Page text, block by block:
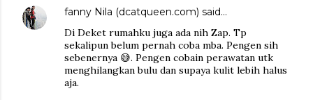
fanny Nila (dcatqueen.com) said…
Di Deket rumahku juga ada nih Zap. Tp
sekalipun belum pernah coba mba. Pengen sih
sebenernya 😅. Pengen cobain perawatan utk
menghilangkan bulu dan supaya kulit lebih halus
aja.